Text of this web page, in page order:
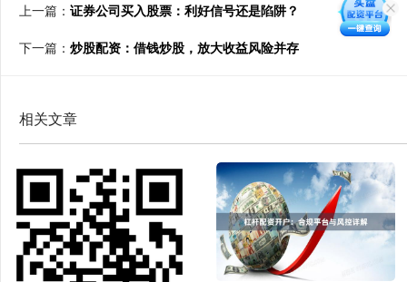
上一篇： 证券公司买入股票：利好信号还是陷阱？
下一篇： 炒股配资：借钱炒股，放大收益风险并存
相关文章